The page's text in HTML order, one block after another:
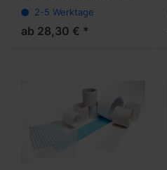
V, Lederschweißband, Blau
G3001MUBIS1000V
2-5 Werktage
ab 28,30 € *